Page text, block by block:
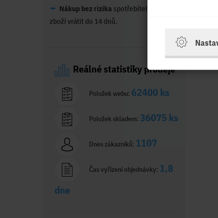
Nákup bez rizika spotřebitel může
zboží vrátit do 14 dnů.
Reálné statistiky prodeje
Položek webu: 62400 ks
Položek skladem: 36075 ks
Dnes zákazníků: 1107
Čas vyřízení objednávky: 1,8
dne